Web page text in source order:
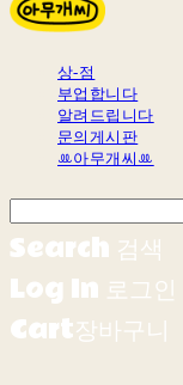
상-점
부업합니다
알려드립니다
문의게시판
ꔛ아무개씨ꔛ
Search 검색
Log In 로그인
Cart장바구니